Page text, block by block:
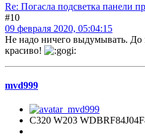
Re: Погасла подсветка панели
#10
09 февраля 2020, 05:04:15
Не надо ничего выдумывать. До
красиво!
mvd999
C320 W203